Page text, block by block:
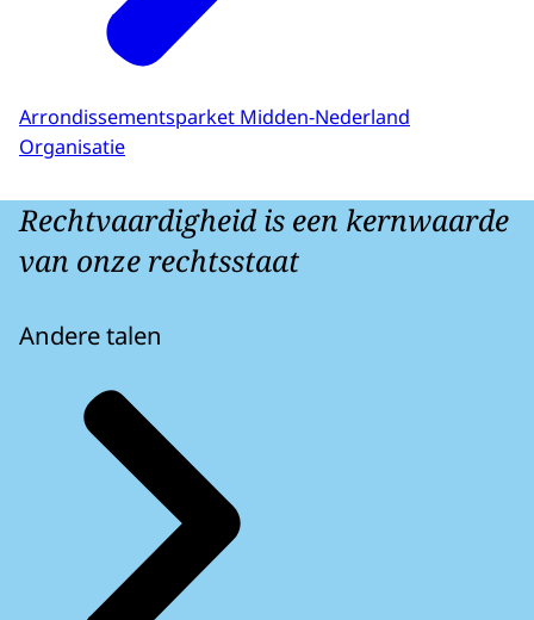
Arrondissementsparket Midden-Nederland
Organisatie
Rechtvaardigheid is een kernwaarde
van onze rechtsstaat
Andere talen